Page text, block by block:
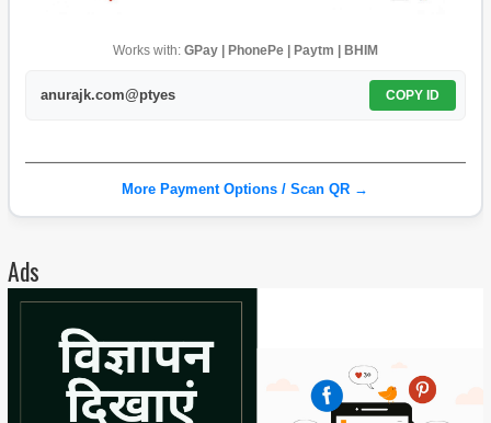
Works with: GPay | PhonePe | Paytm | BHIM
anurajk.com@ptyes COPY ID
More Payment Options / Scan QR →
Ads